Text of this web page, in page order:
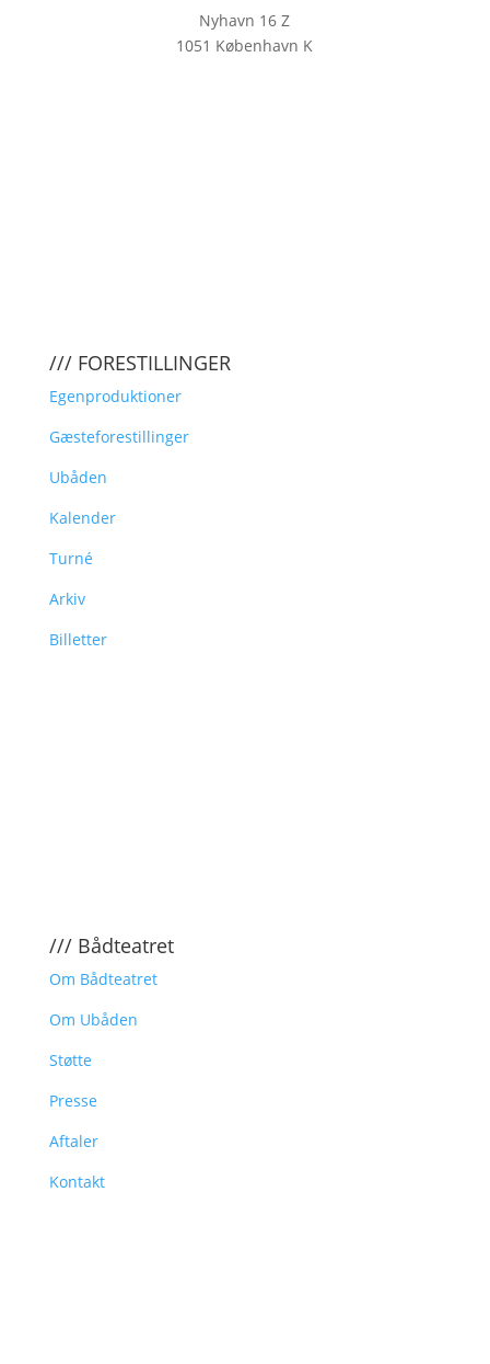
Nyhavn 16 Z
1051 København K
/// FORESTILLINGER
Egenproduktioner
Gæsteforestillinger
Ubåden
Kalender
Turné
Arkiv
Billetter
/// Bådteatret
Om Bådteatret
Om Ubåden
Støtte
Presse
Aftaler
Kontakt